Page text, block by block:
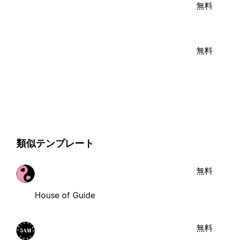
無料
無料
類似テンプレート
House of Guide
無料
無料